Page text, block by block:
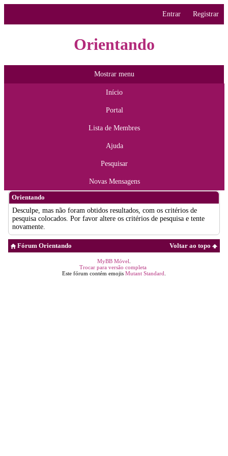
Entrar Registrar
Orientando
Mostrar menu
Início
Portal
Lista de Membres
Ajuda
Pesquisar
Novas Mensagens
Orientando
Desculpe, mas não foram obtidos resultados, com os critérios de
pesquisa colocados. Por favor altere os critérios de pesquisa e tente
novamente.
Voltar ao topo
Fórum Orientando
MyBB Móvel
Trocar para versão completa
Este fórum contém emojis Mutant Standard